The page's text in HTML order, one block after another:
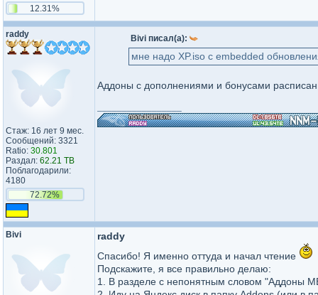
12.31%
raddy
Стаж: 16 лет 9 мес.
Сообщений: 3321
Ratio: 30.801
Раздал: 62.21 TB
Поблагодарили:
4180
72.72%
Bivi писал(а):
мне надо XP.iso с embedded
Аддоны с дополнениями и бонусами
Bivi
raddy
Спасибо! Я именно оттуда и начал чтение
Подскажите, я все правильно делаю:
1. В разделе с непонятным словом "Аддоны